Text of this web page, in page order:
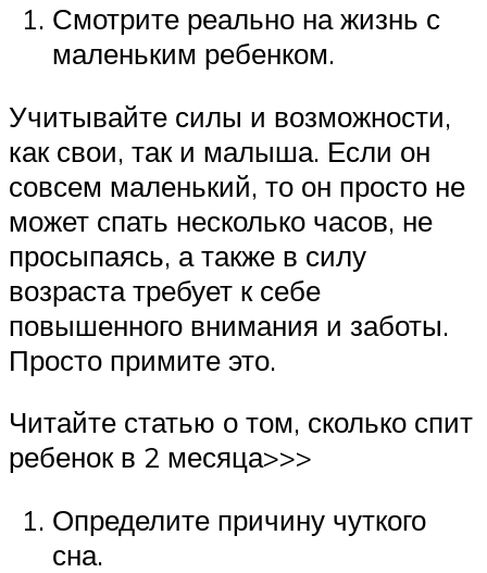
Смотрите реально на жизнь с
маленьким ребенком.
Учитывайте силы и возможности,
как свои, так и малыша. Если он
совсем маленький, то он просто не
может спать несколько часов, не
просыпаясь, а также в силу
возраста требует к себе
повышенного внимания и заботы.
Просто примите это.
Читайте статью о том, сколько спит
ребенок в 2 месяца>>>
Определите причину чуткого
сна.